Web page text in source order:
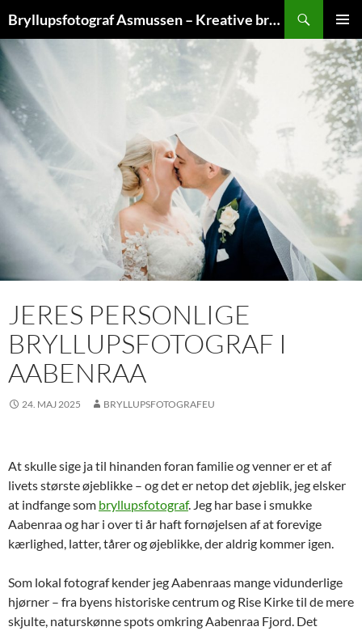
til
indhold
Bryllupsfotograf Asmussen – Kreative bryllupsfoto
MENU
JERES PERSONLIGE
BRYLLUPSFOTOGRAF I
AABENRAA
24. MAJ 2025 BRYLLUPSFOTOGRAFEU
At skulle sige ja til hinanden foran familie og venner er et af
livets største øjeblikke – og det er netop det øjeblik, jeg elsker
at indfange som bryllupsfotograf. Jeg har base i smukke
Aabenraa og har i over ti år haft fornøjelsen af at forevige
kærlighed, latter, tårer og øjeblikke, der aldrig kommer igen.
Som lokal fotograf kender jeg Aabenraas mange vidunderlige
hjørner – fra byens historiske centrum og Rise Kirke til de mere
skjulte, naturskønne spots omkring Aabenraa Fjord. Det